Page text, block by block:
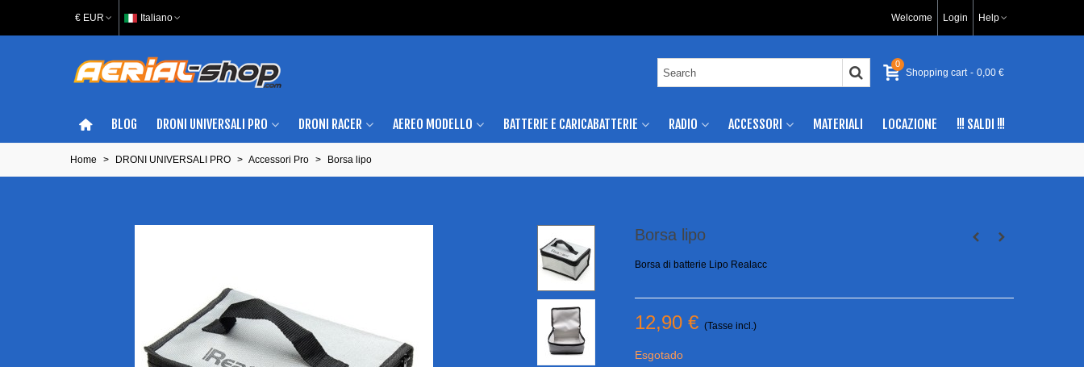
€ EUR Italiano Welcome Login Help
0
Shopping cart - 0,00 €
BLOG DRONI UNIVERSALI PRO DRONI RACER AEREO MODELLO BATTERIE E CARICABATTERIE RADIO ACCESSORI MATERIALI LOCAZIONE !!! SALDI !!!
Home > DRONI UNIVERSALI PRO > Accessori Pro > Borsa lipo
Borsa lipo
Borsa di batterie Lipo Realacc
12,90 € (Tasse incl.)
Esgotado